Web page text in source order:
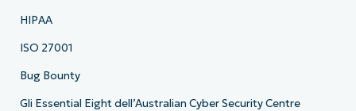
HIPAA
ISO 27001
Bug Bounty
Gli Essential Eight dell’Australian Cyber Security Centre